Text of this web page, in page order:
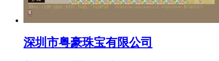
深圳市粤豪珠宝有限公司